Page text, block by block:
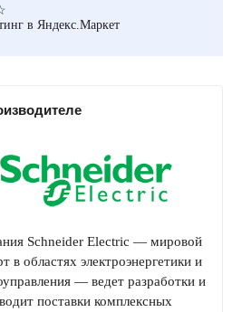
в Яндекс.Маркет
Schneider Electric — мировой
в областях электроэнергетики и
— ведет разработки и
поставки комплексных